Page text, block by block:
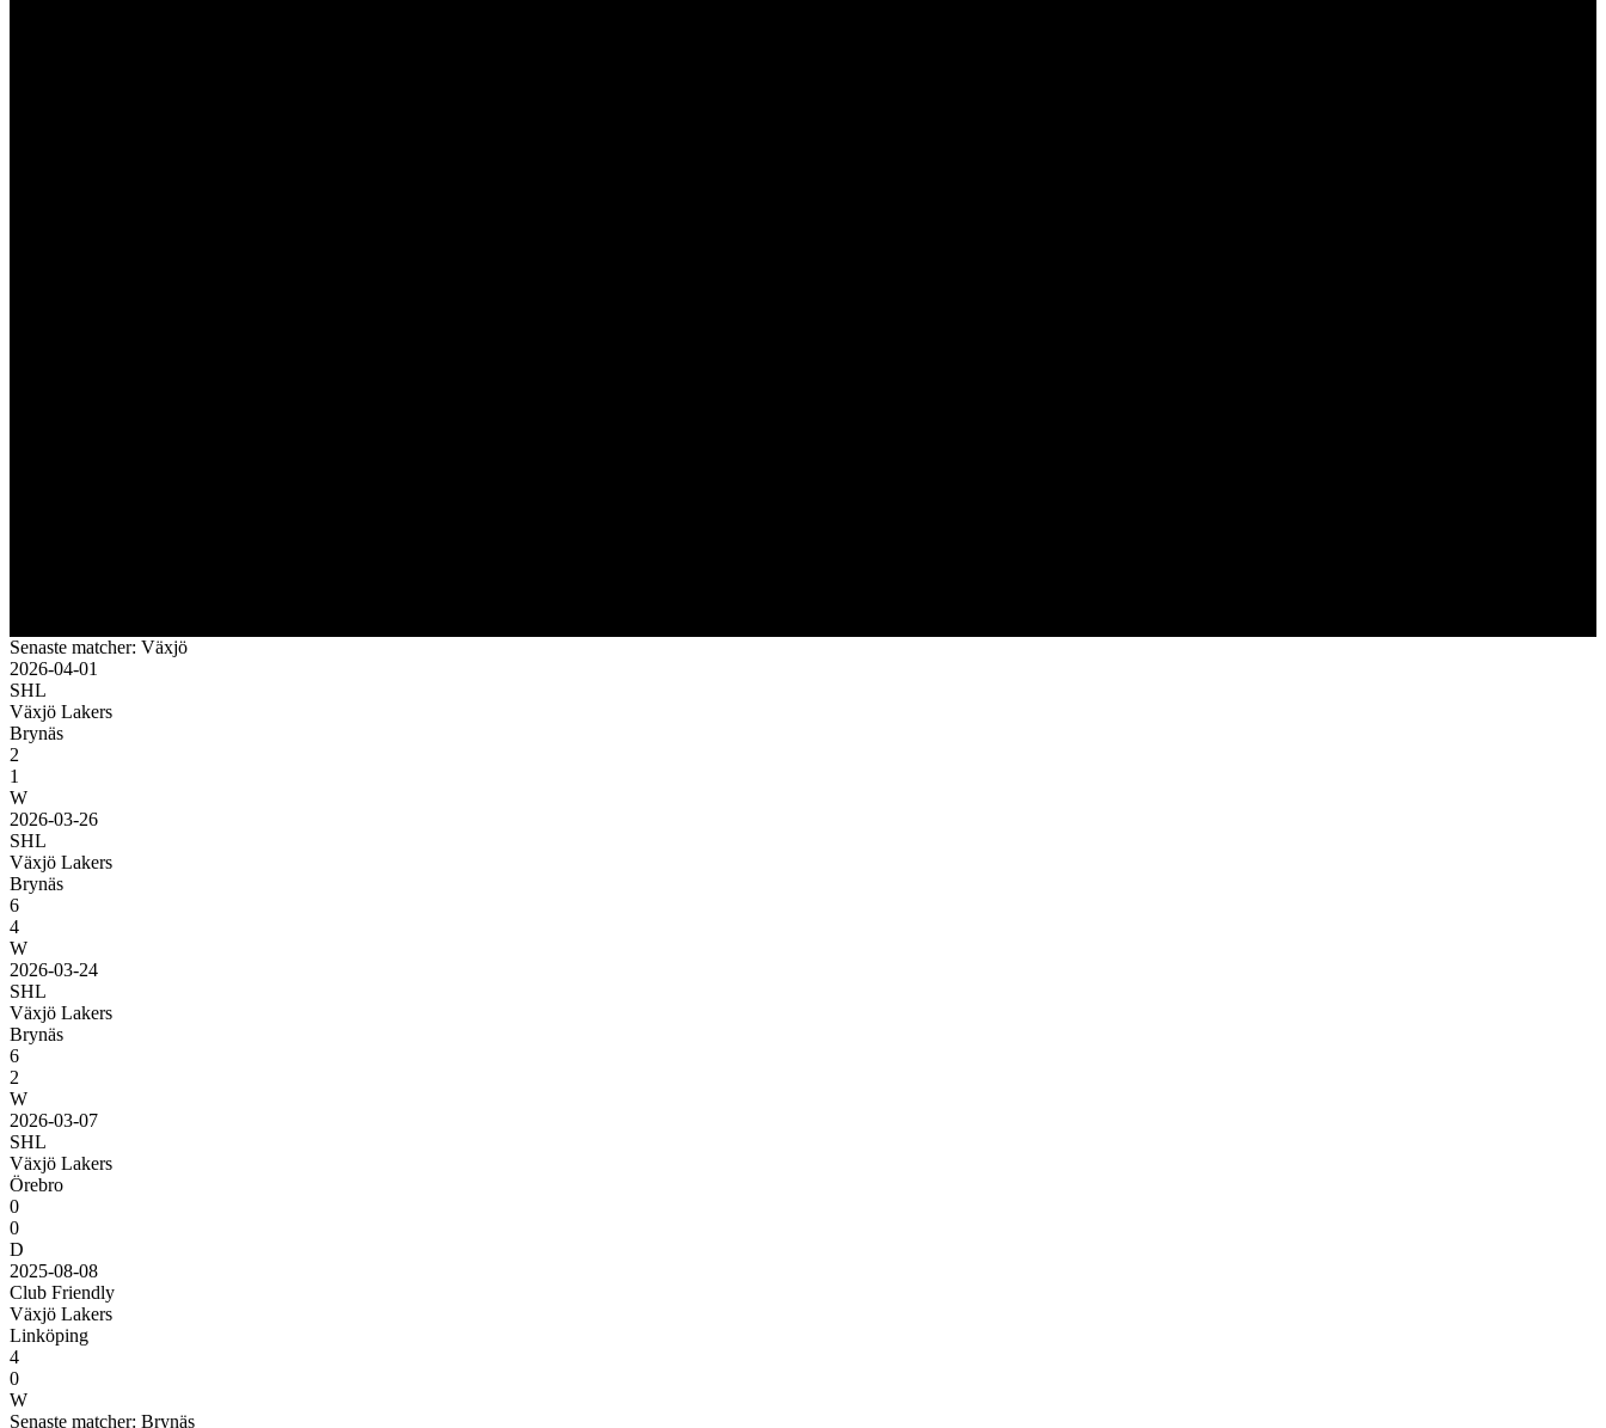
Senaste matcher: Växjö
2026-04-01
SHL
Växjö Lakers
Brynäs
2
1
W
2026-03-26
SHL
Växjö Lakers
Brynäs
6
4
W
2026-03-24
SHL
Växjö Lakers
Brynäs
6
2
W
2026-03-07
SHL
Växjö Lakers
Örebro
0
0
D
2025-08-08
Club Friendly
Växjö Lakers
Linköping
4
0
W
Senaste matcher: Brynäs